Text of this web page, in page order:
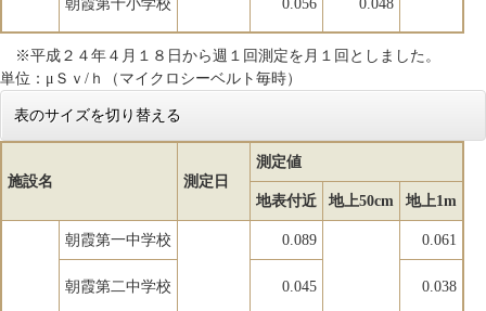
朝霞第十小学校 0.056 0.048
※平成２４年４月１８日から週１回測定を月１回としました。
単位：μＳｖ/ｈ（マイクロシーベルト毎時）
表のサイズを切り替える
施設名 測定日
測定値
地表付近 地上50cm 地上1m
朝霞第一中学校 0.089 0.061
朝霞第二中学校 0.045 0.038